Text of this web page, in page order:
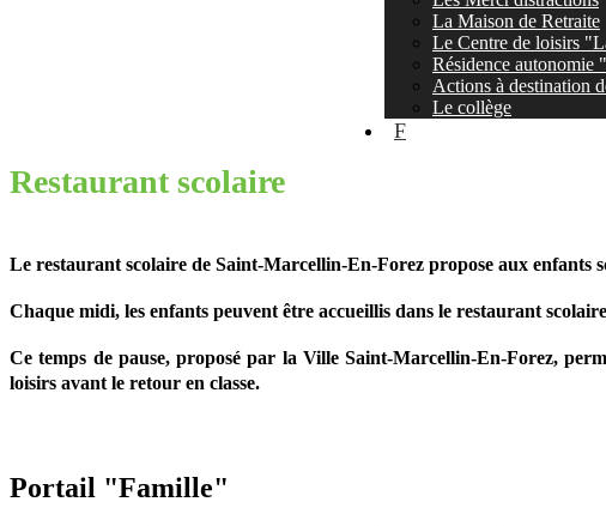
La Maison de Retraite
Le Centre de loisirs
Résidence autonomie
Actions à destination
Le collège
F
Restaurant scolaire
Le restaurant scolaire de Saint-Marcellin-En-Forez propose aux enfants
Chaque midi, les enfants peuvent être accueillis dans le restaurant
Ce temps de pause, proposé par la Ville Saint-Marcellin-En-Forez,
loisirs avant le retour en classe.
Portail "Famille"